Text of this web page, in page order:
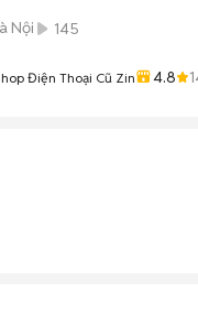
Nội 145
Điện Thoại Cũ Zin 4.8